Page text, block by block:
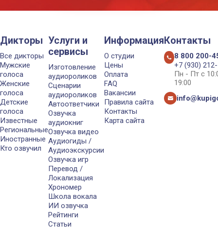
Дикторы
Все дикторы
Мужские
голоса
Женские
голоса
Детские
голоса
Известные
Региональные
Иностранные
Кто озвучил
Услуги и
сервисы
Изготовление
аудиороликов
Сценарии
аудиороликов
Автоответчики
Озвучка
аудиокниг
Озвучка видео
Аудиогиды /
Аудиоэкскурсии
Озвучка игр
Перевод /
Локализация
Хрономер
Школа вокала
ИИ озвучка
Рейтинги
Статьи
Информация
О студии
Цены
Оплата
FAQ
Вакансии
Правила сайта
Контакты
Карта сайта
Контакты
8 800 200-
+7 (930)
Пн - Пт с
19:00